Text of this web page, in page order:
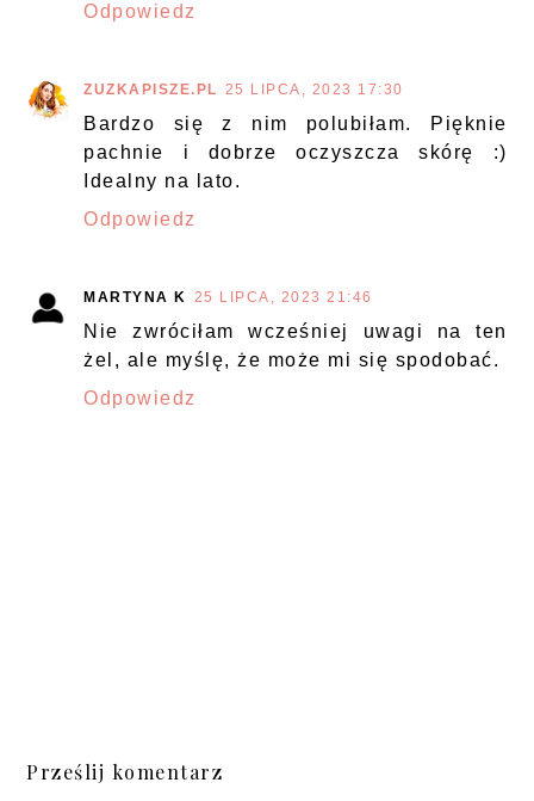
Odpowiedz
ZUZKAPISZE.PL 25 LIPCA, 2023 17:30
Bardzo się z nim polubiłam. Pięknie
pachnie i dobrze oczyszcza skórę :)
Idealny na lato.
Odpowiedz
MARTYNA K 25 LIPCA, 2023 21:46
Nie zwróciłam wcześniej uwagi na ten
żel, ale myślę, że może mi się spodobać.
Odpowiedz
Prześlij komentarz